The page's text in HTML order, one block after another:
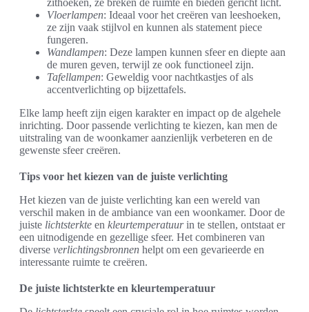
zithoeken, ze breken de ruimte en bieden gericht licht.
Vloerlampen: Ideaal voor het creëren van leeshoeken,
ze zijn vaak stijlvol en kunnen als statement piece
fungeren.
Wandlampen: Deze lampen kunnen sfeer en diepte aan
de muren geven, terwijl ze ook functioneel zijn.
Tafellampen: Geweldig voor nachtkastjes of als
accentverlichting op bijzettafels.
Elke lamp heeft zijn eigen karakter en impact op de algehele
inrichting. Door passende verlichting te kiezen, kan men de
uitstraling van de woonkamer aanzienlijk verbeteren en de
gewenste sfeer creëren.
Tips voor het kiezen van de juiste verlichting
Het kiezen van de juiste verlichting kan een wereld van
verschil maken in de ambiance van een woonkamer. Door de
juiste lichtsterkte en kleurtemperatuurin te stellen, ontstaat er
een uitnodigende en gezellige sfeer. Het combineren van
diverse verlichtingsbronnen helpt om een gevarieerde en
interessante ruimte te creëren.
De juiste lichtsterkte en kleurtemperatuur